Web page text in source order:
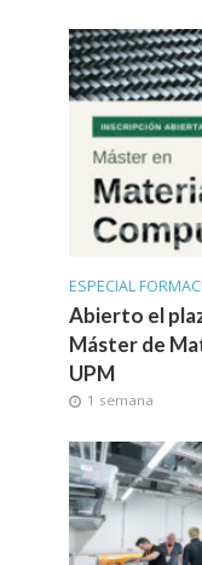
ESPECIAL
Abierto el
Máster de
UPM
1 semana